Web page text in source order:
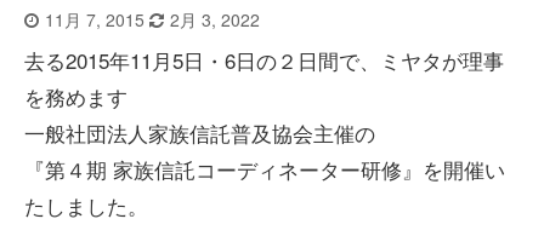
11月 7, 2015 2月 3, 2022
去る2015年11月5日・6日の２日間で、ミヤタが理事
を務めます
一般社団法人家族信託普及協会主催の
『第４期 家族信託コーディネーター研修』を開催い
たしました。